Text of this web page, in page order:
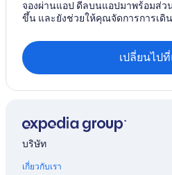
จองผ่านแอป ดีลบนแอปมาพร้อมส่ว
ขึ้น และยังช่วยให้คุณจัดการการเดิ
เปลี่ยนไป
บริษัท
เกี่ยวกับเรา